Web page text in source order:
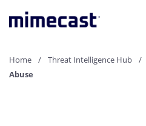
Home Threat Intelligence Hub
Abuse